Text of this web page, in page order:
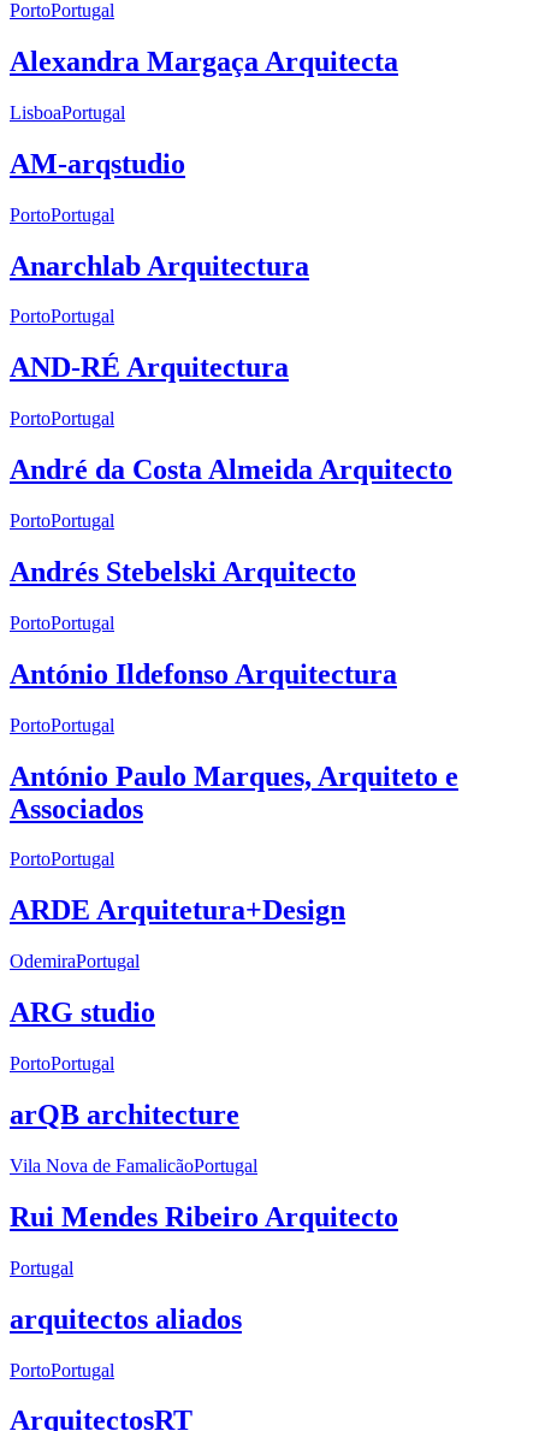
PortoPortugal
Alexandra Margaça Arquitecta
LisboaPortugal
AM-arqstudio
PortoPortugal
Anarchlab Arquitectura
PortoPortugal
AND-RÉ Arquitectura
PortoPortugal
André da Costa Almeida Arquitecto
PortoPortugal
Andrés Stebelski Arquitecto
PortoPortugal
António Ildefonso Arquitectura
PortoPortugal
António Paulo Marques, Arquiteto e
Associados
PortoPortugal
ARDE Arquitetura+Design
OdemiraPortugal
ARG studio
PortoPortugal
arQB architecture
Vila Nova de FamalicãoPortugal
Rui Mendes Ribeiro Arquitecto
Portugal
arquitectos aliados
PortoPortugal
ArquitectosRT